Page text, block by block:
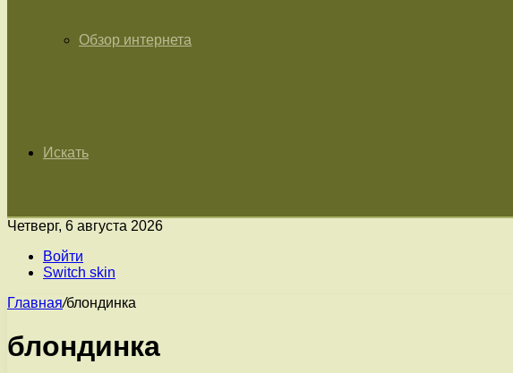
Обзор интернета
Искать
Четверг, 6 августа 2026
Войти
Switch skin
Главная/блондинка
блондинка